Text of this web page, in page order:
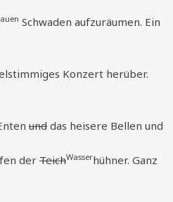
Schwaden aufzuräumen. Ein
Konzert herüber.
und das heisere Bellen und
der TeichWasserhühner. Ganz